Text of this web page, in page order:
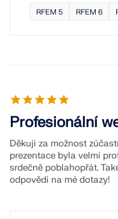
RFEM 5 RFEM 6
Profesionální
Děkuji za možnost
prezentace byla velmi
srdečně poblahopřát.
odpovědi na mé dotazy!